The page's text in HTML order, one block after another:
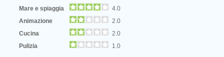
Mare e spiaggia
4.0
Animazione
2.0
Cucina
2.0
Pulizia
1.0